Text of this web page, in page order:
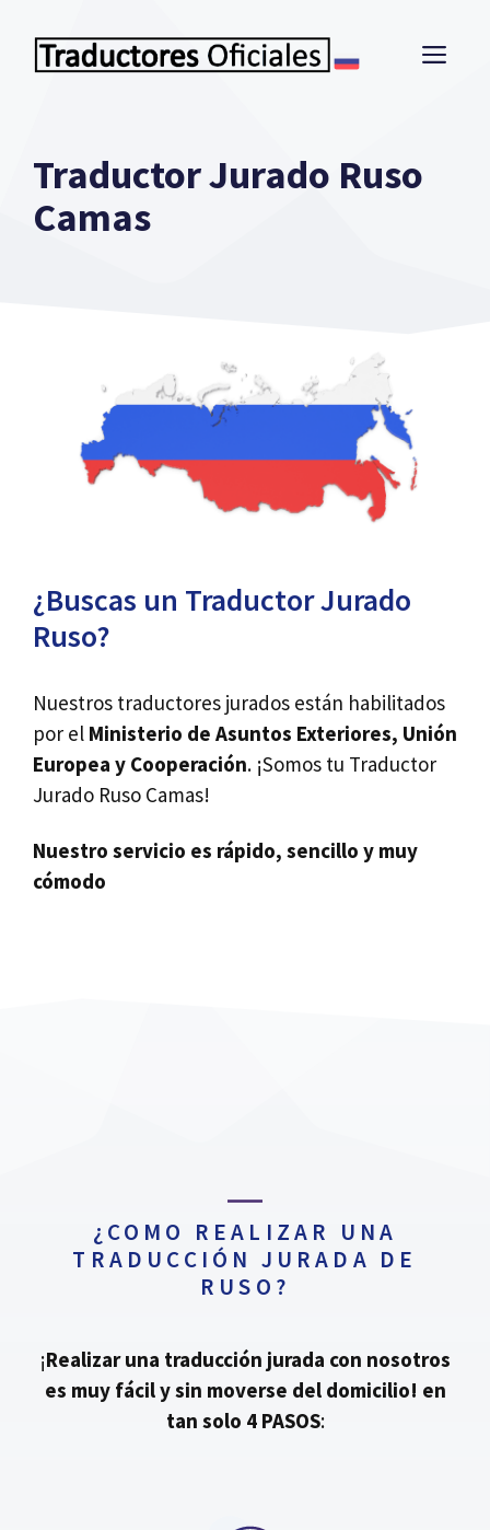
contenido
Traductor Jurado Ruso
Camas
¿Buscas un Traductor Jurado
Ruso?
Nuestros traductores jurados están habilitados
por el Ministerio de Asuntos Exteriores, Unión
Europea y Cooperación. ¡Somos tu Traductor
Jurado Ruso Camas!
Nuestro servicio es rápido, sencillo y muy
cómodo
¿COMO REALIZAR UNA
TRADUCCIÓN JURADA DE
RUSO?
¡Realizar una traducción jurada con nosotros
es muy fácil y sin moverse del domicilio! en
tan solo 4 PASOS: